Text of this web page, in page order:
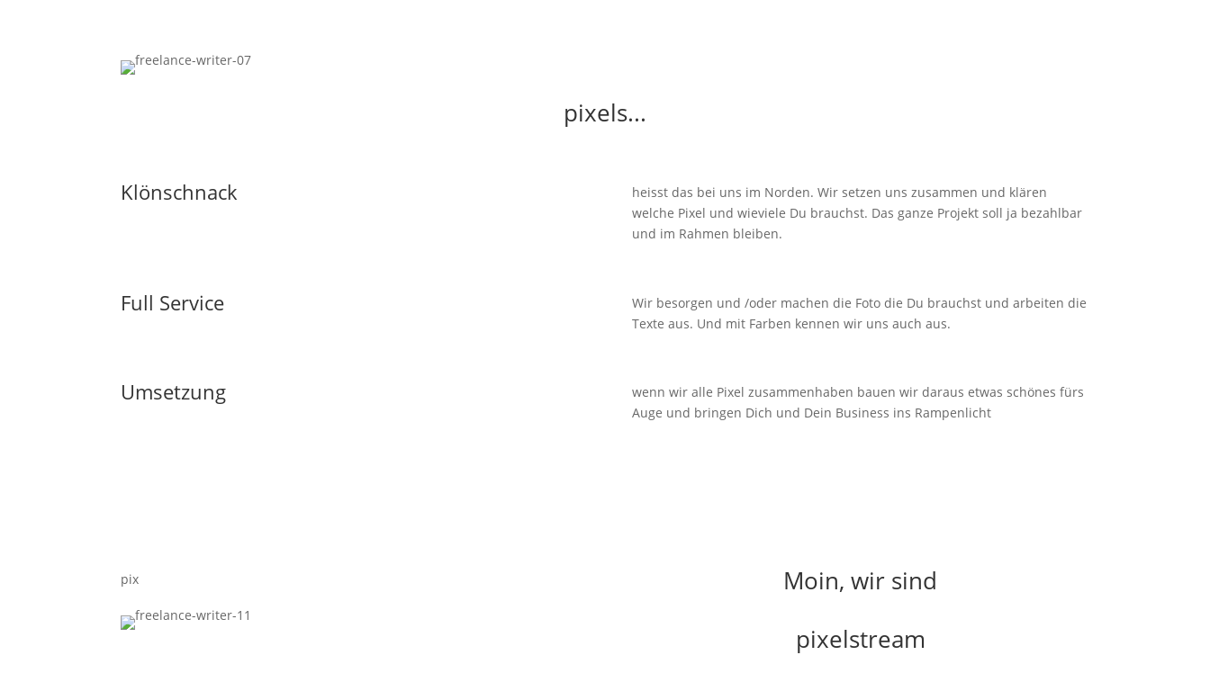
pixels...
Klönschnack
heisst das bei uns im Norden. Wir setzen uns zusammen und klären
welche Pixel und wieviele Du brauchst. Das ganze Projekt soll ja bezahlbar
und im Rahmen bleiben.
Full Service
Wir besorgen und /oder machen die Foto die Du brauchst und arbeiten die
Texte aus. Und mit Farben kennen wir uns auch aus.
Umsetzung
wenn wir alle Pixel zusammenhaben bauen wir daraus etwas schönes fürs
Auge und bringen Dich und Dein Business ins Rampenlicht
pix
Moin, wir sind
pixelstream